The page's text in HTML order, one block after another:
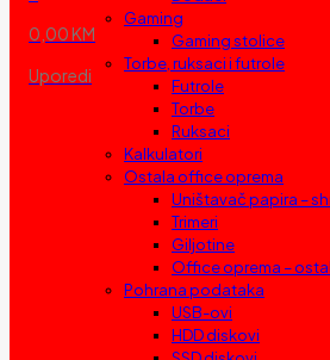
0,00 KM
Uporedi
Gaming
Gaming stolice
Torbe, ruksaci i futrole
Futrole
Torbe
Ruksaci
Kalkulatori
Ostala office oprema
Uništavač papira –
Trimeri
Giljotine
Office oprema –
Pohrana podataka
USB-ovi
HDD diskovi